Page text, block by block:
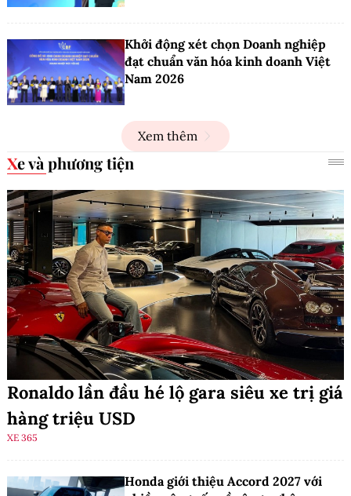
Khởi động xét chọn Doanh nghiệp
đạt chuẩn văn hóa kinh doanh Việt
Nam 2026
Xem thêm
Xe và phương tiện
Ronaldo lần đầu hé lộ gara siêu xe trị giá
hàng triệu USD
XE 365
Honda giới thiệu Accord 2027 với